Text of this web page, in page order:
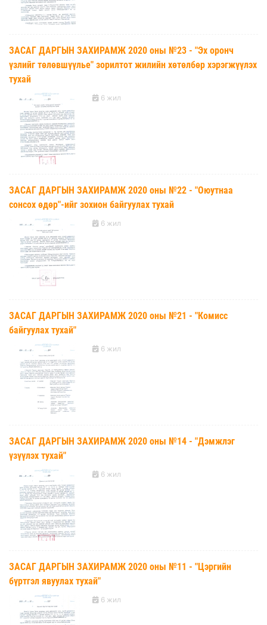
ЗАСАГ ДАРГЫН ЗАХИРАМЖ 2020 оны №23 - "Эх оронч
үзлийг төлөвшүүлье" зорилтот жилийн хөтөлбөр хэрэгжүүлэх
тухай
6 жил
ЗАСАГ ДАРГЫН ЗАХИРАМЖ 2020 оны №22 - "Оюутнаа
сонсох өдөр"-ийг зохион байгуулах тухай
6 жил
ЗАСАГ ДАРГЫН ЗАХИРАМЖ 2020 оны №21 - "Комисс
байгуулах тухай"
6 жил
ЗАСАГ ДАРГЫН ЗАХИРАМЖ 2020 оны №14 - "Дэмжлэг
үзүүлэх тухай"
6 жил
ЗАСАГ ДАРГЫН ЗАХИРАМЖ 2020 оны №11 - "Цэргийн
бүртгэл явуулах тухай"
6 жил